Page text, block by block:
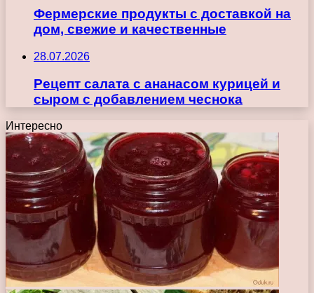
Фермерские продукты с доставкой на
дом, свежие и качественные
28.07.2026
Рецепт салата с ананасом курицей и
сыром с добавлением чеснока
Интересно